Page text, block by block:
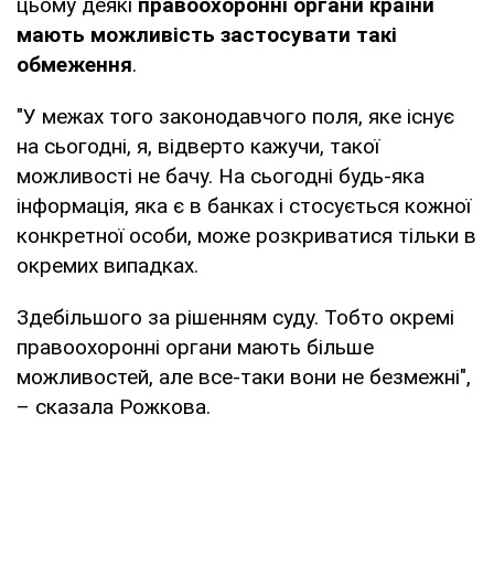
мають можливість застосувати такі
обмеження.
"У межах того законодавчого поля, яке існує
на сьогодні, я, відверто кажучи, такої
можливості не бачу. На сьогодні будь-яка
інформація, яка є в банках і стосується кожної
конкретної особи, може розкриватися тільки в
окремих випадках.
Здебільшого за рішенням суду. Тобто окремі
правоохоронні органи мають більше
можливостей, але все-таки вони не безмежні",
– сказала Рожкова.